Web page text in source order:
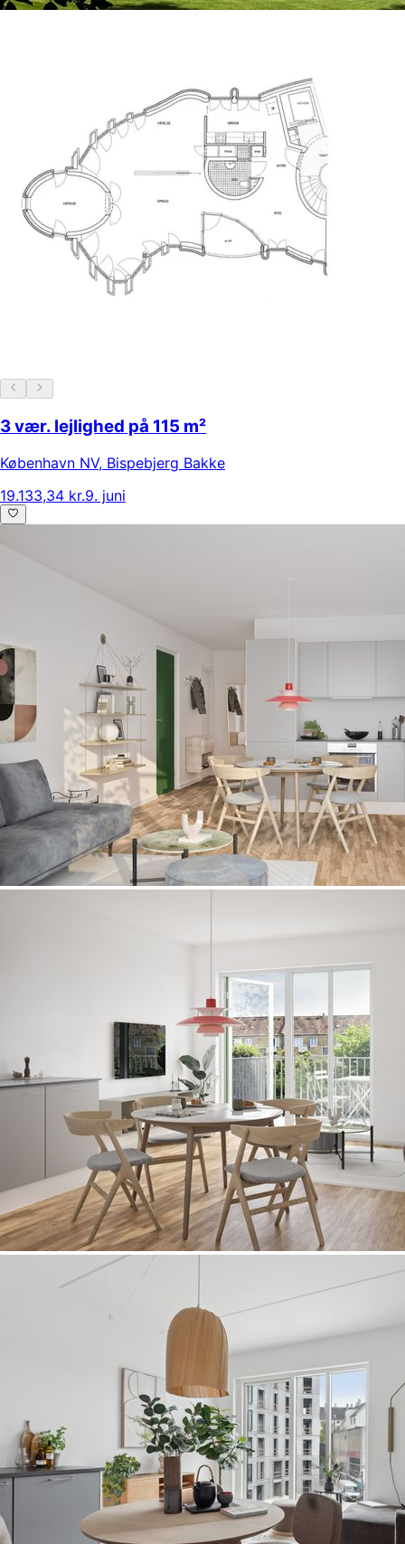
3 vær. lejlighed på 115 m²
København NV, Bispebjerg Bakke
19.133,34 kr.9. juni